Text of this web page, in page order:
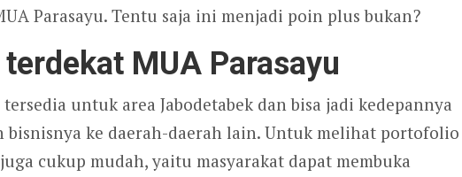
Parasayu. Tentu saja ini menjadi poin plus bukan?
MUA Parasayu
untuk area Jabodetabek dan bisa jadi kedepannya
bisnisnya ke daerah-daerah lain. Untuk melihat portofolio
cukup mudah, yaitu masyarakat dapat membuka